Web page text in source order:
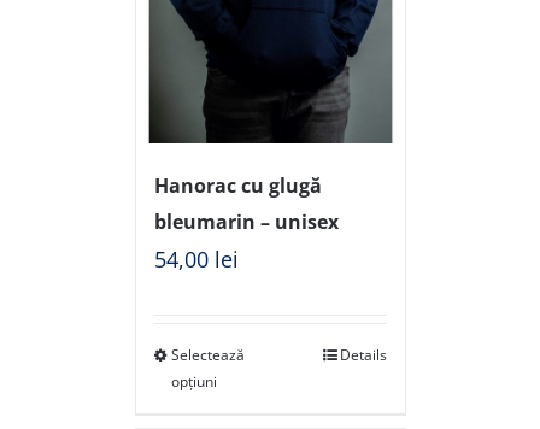
Hanorac cu glugă
bleumarin – unisex
54,00 lei
Selectează
opțiuni
Details